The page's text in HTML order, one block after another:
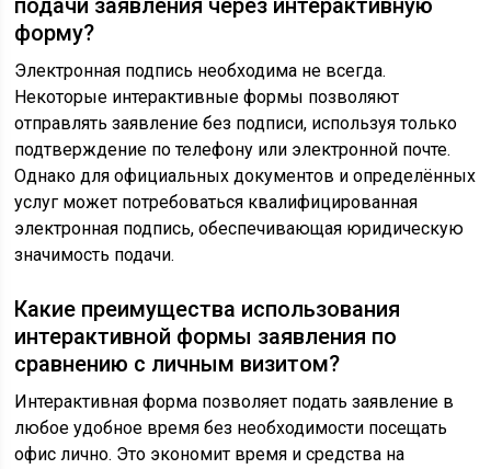
подачи заявления через интерактивную
форму?
Электронная подпись необходима не всегда.
Некоторые интерактивные формы позволяют
отправлять заявление без подписи, используя только
подтверждение по телефону или электронной почте.
Однако для официальных документов и определённых
услуг может потребоваться квалифицированная
электронная подпись, обеспечивающая юридическую
значимость подачи.
Какие преимущества использования
интерактивной формы заявления по
сравнению с личным визитом?
Интерактивная форма позволяет подать заявление в
любое удобное время без необходимости посещать
офис лично. Это экономит время и средства на